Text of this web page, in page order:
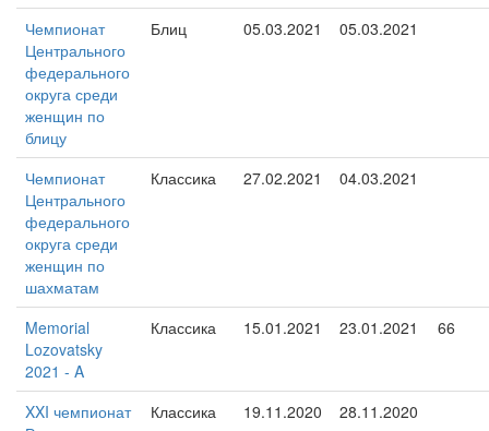
Чемпионат
Центрального
федерального
округа среди
женщин по
блицу
Блиц 05.03.2021 05.03.2021
Чемпионат
Центрального
федерального
округа среди
женщин по
шахматам
Классика 27.02.2021 04.03.2021
Memorial
Lozovatsky
2021 - A
Классика 15.01.2021 23.01.2021 66
XXI чемпионат
Классика 19.11.2020 28.11.2020